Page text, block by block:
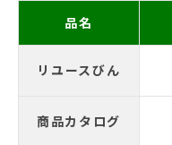
品名
リユースびん
商品カタログ